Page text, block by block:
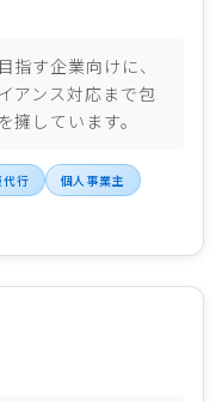
指す企業向けに、
アンス対応まで包
しています。
行 個人事業主